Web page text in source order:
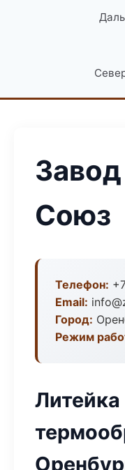
Союз
Телефон:
Email:
Город:
Режим
Литейка